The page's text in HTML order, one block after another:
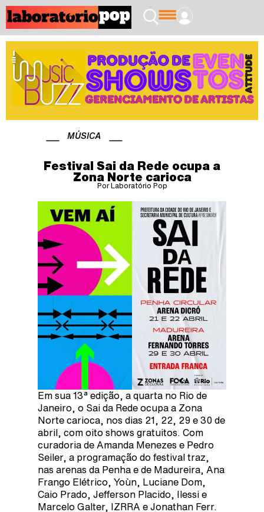
MÚSICA
Festival Sai da Rede ocupa a
Zona Norte carioca
Por Laboratório Pop
Em sua 13ª edição, a quarta no Rio de
Janeiro, o Sai da Rede ocupa a Zona
Norte carioca, nos dias 21, 22, 29 e 30 de
abril, com oito shows gratuitos. Com
curadoria de Amanda Menezes e Pedro
Seiler, a programação do festival traz,
nas arenas da Penha e de Madureira, Ana
Frango Elétrico, Yoùn, Luciane Dom,
Caio Prado, Jefferson Placido, Ilessi e
Marcelo Galter, IZRRA e Jonathan Ferr.